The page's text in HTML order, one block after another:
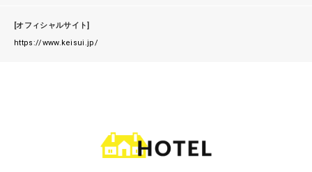
[オフィシャルサイト]
https://www.keisui.jp/